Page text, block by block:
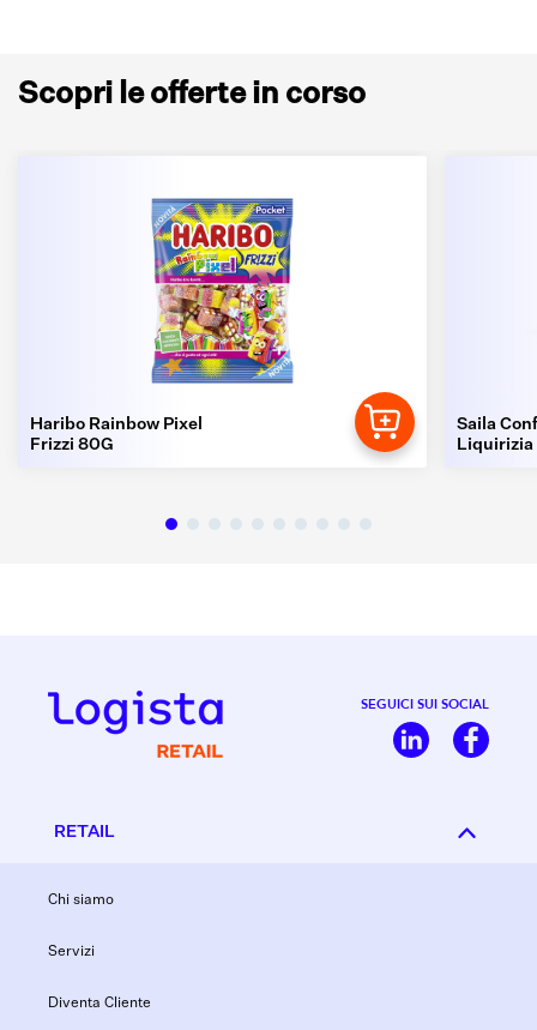
Scopri le offerte in corso
Haribo Rainbow Pixel
Frizzi 80G
Saila
Liquirizia
SEGUICI SUI SOCIAL
RETAIL
Chi siamo
Servizi
Diventa Cliente